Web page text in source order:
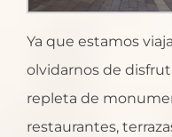
Ya que estamos
olvidarnos de
repleta de
restaurantes,